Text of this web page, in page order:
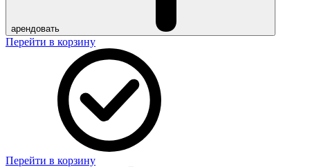
арендовать
Перейти в корзину
Перейти в корзину